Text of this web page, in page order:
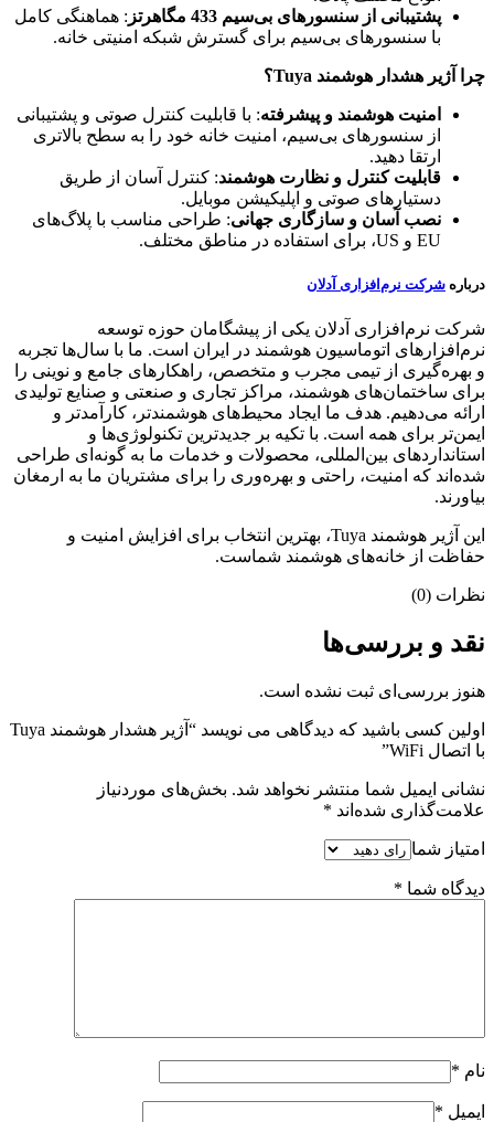
پشتیبانی از سنسورهای بی‌سیم 433 مگاهرتز
: هماهنگی کامل
با سنسورهای بی‌سیم برای گسترش شبکه امنیتی خانه.
چرا آژیر هشدار هوشمند Tuya؟
امنیت هوشمند و پیشرفته: با قابلیت کنترل صوتی و پشتیبانی
از سنسورهای بی‌سیم، امنیت خانه خود را به سطح بالاتری
ارتقا دهید.
قابلیت کنترل و نظارت هوشمند: کنترل آسان از طریق
دستیارهای صوتی و اپلیکیشن موبایل.
نصب آسان و سازگاری جهانی: طراحی مناسب با پلاگ‌های
EU و US، برای استفاده در مناطق مختلف.
درباره شرکت نرم‌افزاری آدلان
شرکت نرم‌افزاری آدلان یکی از پیشگامان حوزه توسعه
نرم‌افزارهای اتوماسیون هوشمند در ایران است. ما با سال‌ها تجربه
و بهره‌گیری از تیمی مجرب و متخصص، راهکارهای جامع و نوینی را
برای ساختمان‌های هوشمند، مراکز تجاری و صنعتی و صنایع تولیدی
ارائه می‌دهیم. هدف ما ایجاد محیط‌های هوشمندتر، کارآمدتر و
ایمن‌تر برای همه است. با تکیه بر جدیدترین تکنولوژی‌ها و
استانداردهای بین‌المللی، محصولات و خدمات ما به گونه‌ای طراحی
شده‌اند که امنیت، راحتی و بهره‌وری را برای مشتریان ما به ارمغان
بیاورند.
این آژیر هوشمند Tuya، بهترین انتخاب برای افزایش امنیت و
حفاظت از خانه‌های هوشمند شماست.
نظرات (0)
نقد و بررسی‌ها
هنوز بررسی‌ای ثبت نشده است.
اولین کسی باشید که دیدگاهی می نویسد “آژیر هشدار هوشمند Tuya
با اتصال WiFi”
نشانی ایمیل شما منتشر نخواهد شد. بخش‌های موردنیاز
علامت‌گذاری شده‌اند *
امتیاز شما
دیدگاه شما *
نام *
ایمیل *